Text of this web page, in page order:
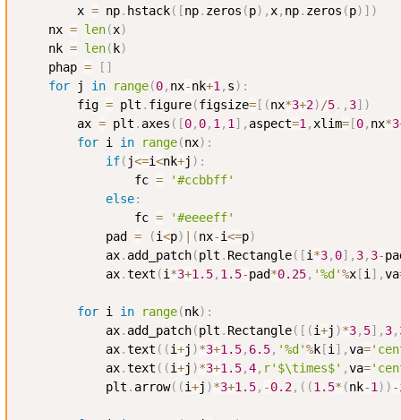
        x
= np. hstack( [np. zeros (p) , x, np. zeros (p) ] )
    nx
= len(x)
    nk
= len( k)
    phap
= [ ]
for j in range(0, nx-nk+1 , s) :
        fig
= plt . figure(figsize= [ (nx*3+2) /5. , 3] )
        ax
= plt . axes ( [0, 0, 1 , 1 ] , aspect=1 , xlim= [0, nx*3
for i in range(nx) :
if( j<=i<nk+j ) :
                fc
=
'#ccbbff'
else:
                fc
=
'#eeeeff'
            pad
= (i<p) (nx-i<=p)
            ax
. add_patch(plt . Rectangle( [i *3, 0] , 3, 3-
            ax
.text (i *3+1.5, 1.5-pad*0.25, '%d'%x [i ] ,va
for i in range(nk) :
            ax
. add_patch(plt . Rectangle( [ (i+j )*3, 5] , 3,
            ax
.text ( (i+j )*3+1.5, 6.5, '%d'%k [i ] ,va=
            ax
.text ( (i+j )*3+1.5,4, r'$\times$' ,va=
            plt
. arrow( (i+j )*3+1.5, -0.2, ( (1.5* (nk-1 ) ) -